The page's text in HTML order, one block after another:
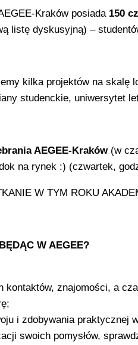
Kraków posiada 150
listę dyskusyjną) –
kilka projektów na skalę
studenckie, uniwersytet
AEGEE-Kraków(w
na rynek :) (czwartek,
W TYM ROKU
W AEGEE?
kontaktów, znajomości, a
i zdobywania praktycznej
swoich pomysłów,